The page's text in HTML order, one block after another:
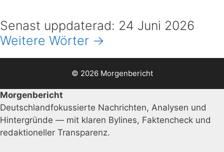
Senast uppdaterad: 24 Juni 2026
Weitere Wörter →
© 2026 Morgenbericht
Morgenbericht
Deutschlandfokussierte Nachrichten, Analysen und
Hintergründe — mit klaren Bylines, Faktencheck und
redaktioneller Transparenz.